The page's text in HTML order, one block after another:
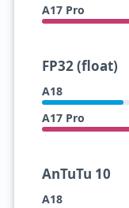
A17 Pro
FP32 (float)
A18
A17 Pro
AnTuTu 10
A18